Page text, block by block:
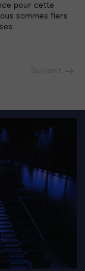
pour cette
sommes fiers
Suivant